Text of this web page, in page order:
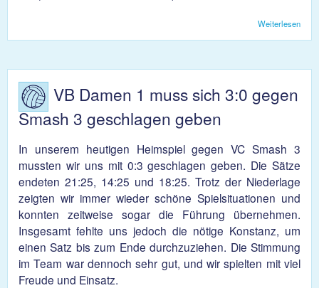
Weiterlesen
VB Damen 1 muss sich 3:0 gegen
Smash 3 geschlagen geben
In unserem heutigen Heimspiel gegen VC Smash 3
mussten wir uns mit 0:3 geschlagen geben. Die Sätze
endeten 21:25, 14:25 und 18:25. Trotz der Niederlage
zeigten wir immer wieder schöne Spielsituationen und
konnten zeitweise sogar die Führung übernehmen.
Insgesamt fehlte uns jedoch die nötige Konstanz, um
einen Satz bis zum Ende durchzuziehen. Die Stimmung
im Team war dennoch sehr gut, und wir spielten mit viel
Freude und Einsatz.